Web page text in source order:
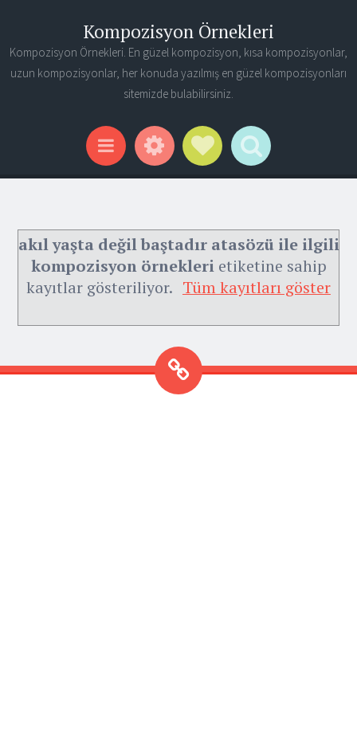
Kompozisyon Örnekleri
Kompozisyon Örnekleri. En güzel kompozisyon, kısa kompozisyonlar,
uzun kompozisyonlar, her konuda yazılmış en güzel kompozisyonları
sitemizde bulabilirsiniz.
Menu WidgetsSocial Links
Search
akıl yaşta değil baştadır atasözü ile ilgili
kompozisyon örneklerietiketine sahip
kayıtlar gösteriliyor. Tüm kayıtları göster